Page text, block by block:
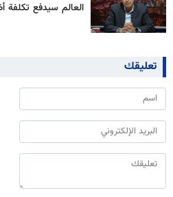
العالم سيدفع تكلفة
تعليقك